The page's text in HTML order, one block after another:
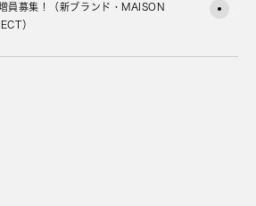
員募集！（新ブランド・MAISON
）